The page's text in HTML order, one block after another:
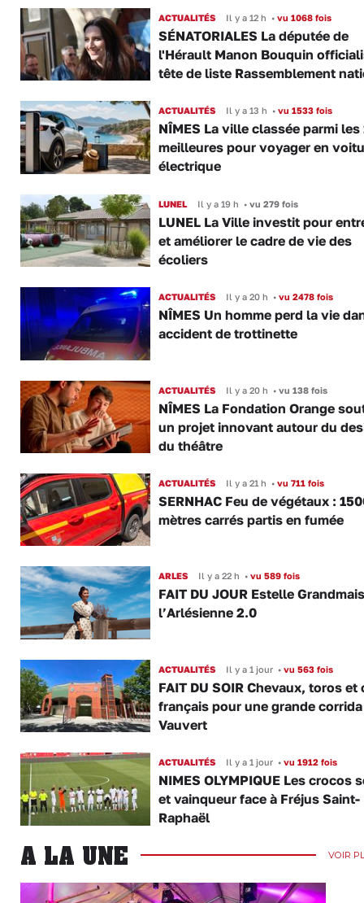
ACTUALITÉS Il y a 12 h •vu 1068 fois
SÉNATORIALES La députée de
l'Hérault Manon Bouquin
tête de liste Rassemblement
ACTUALITÉS Il y a 13 h •vu 1533 fois
NÎMES La ville classée parmi les
meilleures pour voyager en
électrique
LUNEL Il y a 19 h •vu 279 fois
LUNEL La Ville investit pour
et améliorer le cadre de vie des
écoliers
ACTUALITÉS Il y a 20 h •vu 2478 fois
NÎMES Un homme perd la vie
accident de trottinette
ACTUALITÉS Il y a 20 h •vu 138 fois
NÎMES La Fondation Orange
un projet innovant autour du
du théâtre
ACTUALITÉS Il y a 21 h •vu 711 fois
SERNHAC Feu de végétaux :
mètres carrés partis en fumée
ARLES Il y a 22 h •vu 589 fois
FAIT DU JOUR Estelle
l’Arlésienne 2.0
ACTUALITÉS Il y a 1 jour •vu 563 fois
FAIT DU SOIR Chevaux, toros et
français pour une grande corrida
Vauvert
ACTUALITÉS Il y a 1 jour •vu 1912 fois
NIMES OLYMPIQUE Les crocos
et vainqueur face à Fréjus Saint-
Raphaël
A LA UNE VOIR